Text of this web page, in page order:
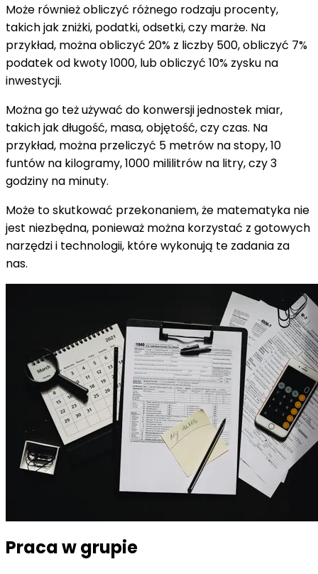
Może również obliczyć różnego rodzaju procenty,
takich jak zniżki, podatki, odsetki, czy marże. Na
przykład, można obliczyć 20% z liczby 500, obliczyć 7%
podatek od kwoty 1000, lub obliczyć 10% zysku na
inwestycji.
Można go też używać do konwersji jednostek miar,
takich jak długość, masa, objętość, czy czas. Na
przykład, można przeliczyć 5 metrów na stopy, 10
funtów na kilogramy, 1000 mililitrów na litry, czy 3
godziny na minuty.
Może to skutkować przekonaniem, że matematyka nie
jest niezbędna, ponieważ można korzystać z gotowych
narzędzi i technologii, które wykonują te zadania za
nas.
Praca w grupie